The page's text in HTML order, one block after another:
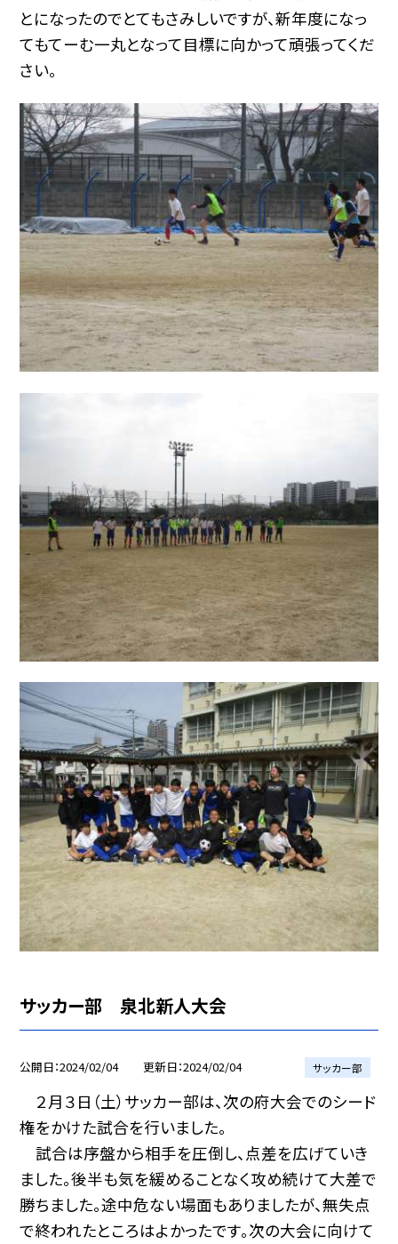
とになったのでとてもさみしいですが、新年度になっ
てもてーむ一丸となって目標に向かって頑張ってくだ
さい。
サッカー部 泉北新人大会
公開日 2024/02/04 更新日 2024/02/04 サッカー部
２月３日（土）サッカー部は、次の府大会でのシード
権をかけた試合を行いました。
試合は序盤から相手を圧倒し、点差を広げていき
ました。後半も気を緩めることなく攻め続けて大差で
勝ちました。途中危ない場面もありましたが、無失点
で終われたところはよかったです。次の大会に向けて